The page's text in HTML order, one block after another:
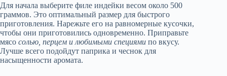
Для начала выберите филе индейки весом около 500
граммов. Это оптимальный размер для быстрого
приготовления. Нарежьте его на равномерные кусочки,
чтобы они приготовились одновременно. Приправьте
мясо солью, перцем и любимыми специями по вкусу.
Лучше всего подойдут паприка и чеснок для
насыщенности аромата.